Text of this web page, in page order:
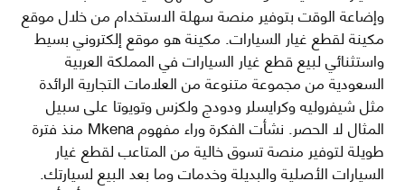
وإضاعة الوقت بتوفير منصة سهلة الاستخدام من خلال موقع
مكينة لقطع غيار السيارات. مكينة هو موقع إلكتروني بسيط
واستثنائي لبيع قطع غيار السيارات في المملكة العربية
السعودية من مجموعة متنوعة من العلامات التجارية الرائدة
مثل شيفروليه وكرايسلر ودودج ولكزس وتويوتا على سبيل
المثال لا الحصر. نشأت الفكرة وراء مفهوم Mkena منذ فترة
طويلة لتوفير منصة تسوق خالية من المتاعب لقطع غيار
السيارات الأصلية والبديلة وخدمات وما بعد البيع لسيارتك.